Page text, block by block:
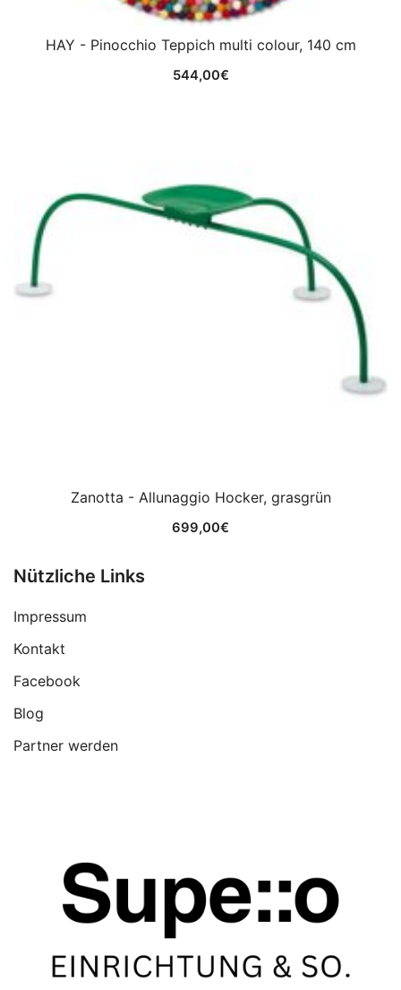
HAY - Pinocchio Teppich multi colour, 140 cm
544,00€
Zanotta - Allunaggio Hocker, grasgrün
699,00€
Nützliche Links
Impressum
Kontakt
Facebook
Blog
Partner werden